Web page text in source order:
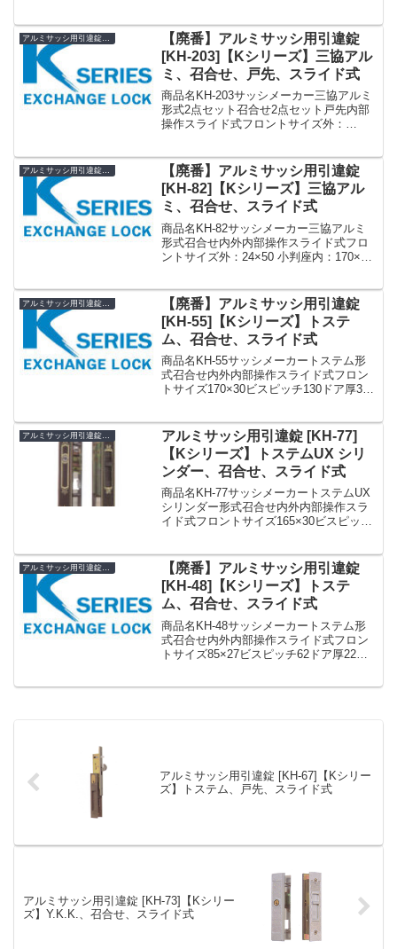
【廃番】アルミサッシ用引違錠
[KH-203]【Kシリーズ】三協アル
ミ、召合せ、戸先、スライド式
商品名KH-203サッシメーカー三協アルミ
形式2点セット召合せ2点セット戸先内部
操作スライド式フロントサイズ外：
備考廃番代用 KH-2...
アルミサッシ用引違錠 KH
【廃番】アルミサッシ用引違錠
[KH-82]【Kシリーズ】三協アル
ミ、召合せ、スライド式
商品名KH-82サッシメーカー三協アルミ
形式召合せ内外内部操作スライド式フロ
ントサイズ外：24×50 小判座内：170×32
とめ一覧表【KH】
【廃番】アルミサッシ用引違錠
[KH-55]【Kシリーズ】トステ
ム、召合せ、スライド式
商品名KH-55サッシメーカートステム形
式召合せ内外内部操作スライド式フロン
トサイズ170×30ビスピッチ130ドア厚31
アルミサッシ用引違錠 [KH-77]
【Kシリーズ】トステムUX シリ
ンダー、召合せ、スライド式
商品名KH-77サッシメーカートステムUX
シリンダー形式召合せ内外内部操作スラ
イド式フロントサイズ165×30ビスピッチ
ギ) 交換 取替え MIWA ...
アルミサッシ用引違錠 KH
【廃番】アルミサッシ用引違錠
[KH-48]【Kシリーズ】トステ
ム、召合せ、スライド式
商品名KH-48サッシメーカートステム形
式召合せ内外内部操作スライド式フロン
トサイズ85×27ビスピッチ62ドア厚22備
アルミサッシ用引違錠 [KH-67]【Kシリー
ズ】トステム、戸先、スライド式
アルミサッシ用引違錠 [KH-73]【Kシリー
ズ】Y.K.K.、召合せ、スライド式